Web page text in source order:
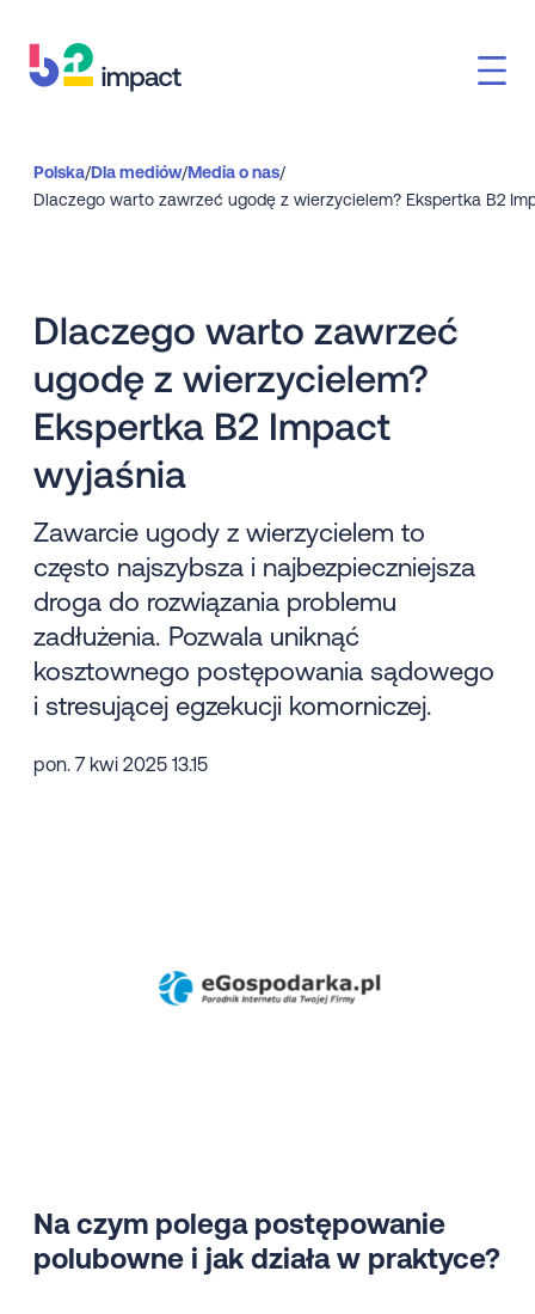
Polska/Dla mediów/Media o nas/
Dlaczego warto zawrzeć
ugodę z wierzycielem?
Ekspertka B2 Impact
wyjaśnia
Zawarcie ugody z wierzycielem to
często najszybsza i najbezpieczniejsza
droga do rozwiązania problemu
zadłużenia. Pozwala uniknąć
kosztownego postępowania sądowego
i stresującej egzekucji komorniczej.
pon. 7 kwi 2025 13.15
Na czym polega postępowanie
polubowne i jak działa w praktyce?